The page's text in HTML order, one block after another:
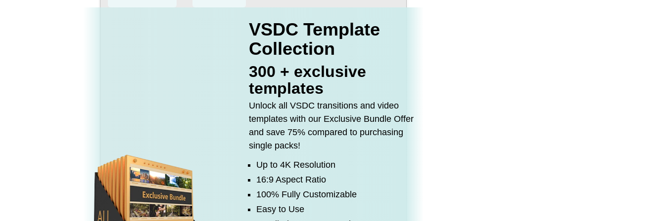
VSDC Template
Collection
300 + exclusive
templates
Unlock all VSDC transitions and video
templates with our Exclusive Bundle Offer
and save 75% compared to purchasing
single packs!
Up to 4K Resolution
16:9 Aspect Ratio
100% Fully Customizable
Easy to Use